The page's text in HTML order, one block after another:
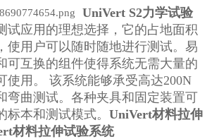
UniVert S2力学试验
试应用的理想选择，它的占地面积
使用户可以随时随地进行测试。易
可互换的组件使得系统无需大量的
使用。 该系统能够承受高达200N
弯曲测试。各种夹具和固定装置可
标本和测试模式。UniVert材料拉伸
材料拉伸试验系统